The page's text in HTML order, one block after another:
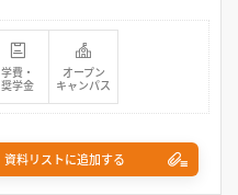
学費・
奨学金
オープン
キャンパス
資料リストに追加する